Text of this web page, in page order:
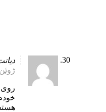
ژوئن 3, 2021 در